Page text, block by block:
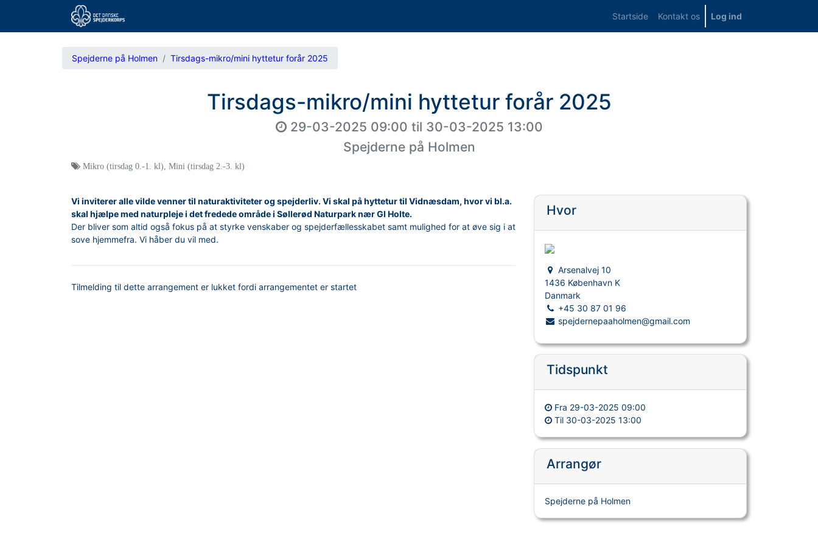
Startside Kontakt os Log ind
Spejderne på Holmen Tirsdags-mikro/mini hyttetur forår 2025
Tirsdags-mikro/mini hyttetur forår 2025
29-03-2025 09:00 til 30-03-2025 13:00
Spejderne på Holmen
Mikro (tirsdag 0.-1. kl) Mini (tirsdag 2.-3. kl)
Vi inviterer alle vilde venner til naturaktiviteter og spejderliv. Vi skal på hyttetur til Vidnæsdam, hvor vi bl.a.
skal hjælpe med naturpleje i det fredede område i Søllerød Naturpark nær Gl Holte.
Der bliver som altid også fokus på at styrke venskaber og spejderfællesskabet samt mulighed for at øve sig i at
sove hjemmefra. Vi håber du vil med.
Tilmelding til dette arrangement er lukket fordi arrangementet er startet
Hvor
Arsenalvej 10
1436 København K
Danmark
+45 30 87 01 96
spejdernepaaholmen@gmail.com
Tidspunkt
Fra 29-03-2025 09:00
Til 30-03-2025 13:00
Arrangør
Spejderne på Holmen